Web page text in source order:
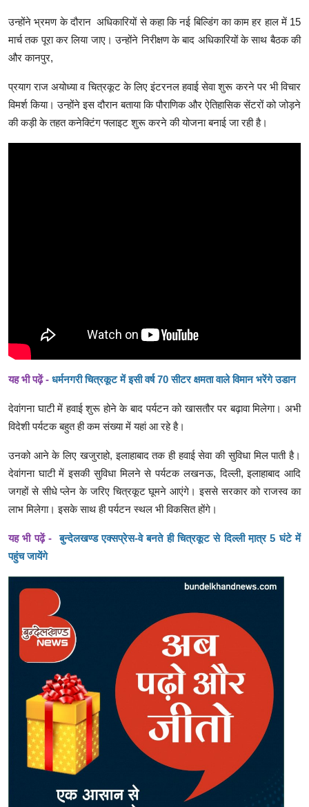
उन्होंने भ्रमण के दौरान अधिकारियों से कहा कि नई बिल्डिंग का काम हर हाल में 15
मार्च तक पूरा कर लिया जाए। उन्होंने निरीक्षण के बाद अधिकारियों के साथ बैठक की
और कानपुर,
प्रयाग राज अयोध्या व चित्रकूट के लिए इंटरनल हवाई सेवा शुरू करने पर भी विचार
विमर्श किया। उन्होंने इस दौरान बताया कि पौराणिक और ऐतिहासिक सेंटरों को जोड़ने
की कड़ी के तहत कनेक्टिंग फ्लाइट शुरू करने की योजना बनाई जा रही है।
यह भी पढ़ें - धर्मनगरी चित्रकूट में इसी वर्ष 70 सीटर क्षमता वाले विमान भरेंगे उडान
देवांगना घाटी में हवाई शुरू होने के बाद पर्यटन को खासतौर पर बढ़ावा मिलेगा। अभी
विदेशी पर्यटक बहुत ही कम संख्या में यहां आ रहे है।
उनको आने के लिए खजुराहो, इलाहाबाद तक ही हवाई सेवा की सुविधा मिल पाती है।
देवांगना घाटी में इसकी सुविधा मिलने से पर्यटक लखनऊ, दिल्ली, इलाहाबाद आदि
जगहों से सीधे प्लेन के जरिए चित्रकूट घूमने आएंगे। इससे सरकार को राजस्व का
लाभ मिलेगा। इसके साथ ही पर्यटन स्थल भी विकसित होंगे।
यह भी पढ़ें -
बुन्देलखण्ड एक्सप्रेस-वे बनते ही चित्रकूट से दिल्ली मा़त्र 5 घंटे में
पहुंच जायेंगे